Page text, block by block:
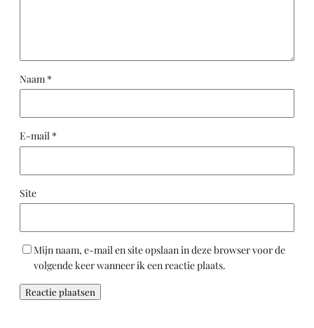
Naam *
E-mail *
Site
Mijn naam, e-mail en site opslaan in deze browser voor de
volgende keer wanneer ik een reactie plaats.